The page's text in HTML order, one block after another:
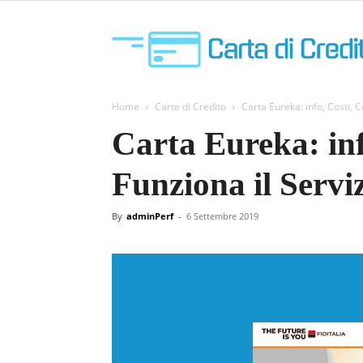
Home Carte di Credito Carta Eureka: info, Costi,
Carta Eureka:
Funziona il
By adminPerf - 6 Settembre 2019